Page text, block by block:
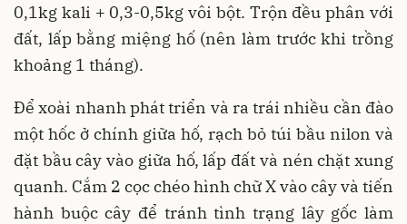
0,1kg kali + 0,3-0,5kg vôi bột. Trộn đều phân với
đất, lấp bằng miệng hố (nên làm trước khi trồng
khoảng 1 tháng).
Để xoài nhanh phát triển và ra trái nhiều cần đào
một hốc ở chính giữa hố, rạch bỏ túi bầu nilon và
đặt bầu cây vào giữa hố, lấp đất và nén chặt xung
quanh. Cắm 2 cọc chéo hình chữ X vào cây và tiến
hành buộc cây để tránh tình trạng lây gốc làm